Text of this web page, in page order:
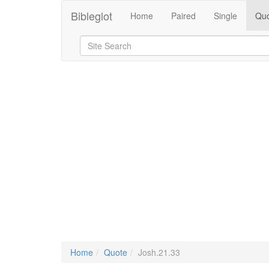
Bibleglot Home Paired Single
Home Quote Josh.21.33